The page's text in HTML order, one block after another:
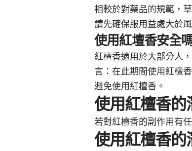
相較於對藥品的規範，
請先確保服用益處大於
使用紅壇香安全
紅檀香適用於大部分人
言：在此期間使用紅檀
避免使用紅檀香。
使用紅檀香的
若對紅檀香的副作用有
使用紅檀香的